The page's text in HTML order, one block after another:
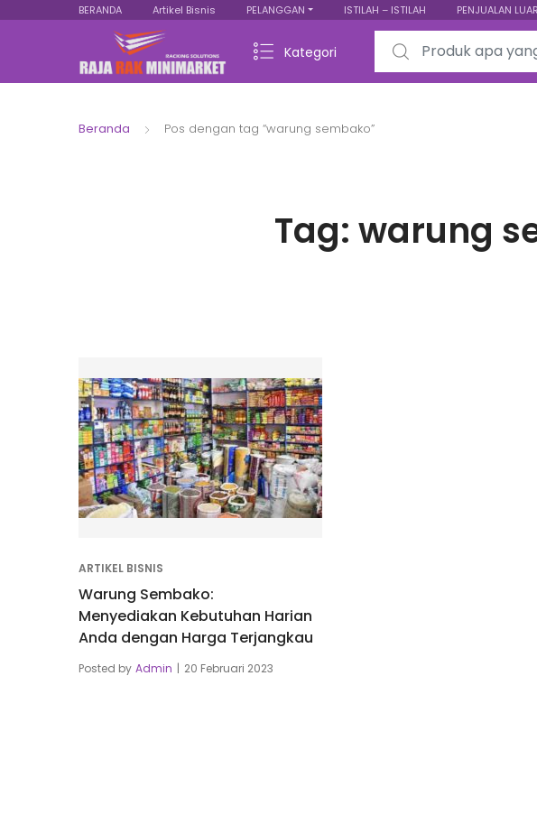
BERANDA Artikel Bisnis PELANGGAN ISTILAH – ISTILAH PENJUALAN
Kategori
Search for:
Beranda Pos dengan tag “warung sembako”
Tag: warung
ARTIKEL BISNIS
Warung Sembako:
Menyediakan Kebutuhan Harian
Anda dengan Harga Terjangkau
Posted by Admin 20 Februari 2023